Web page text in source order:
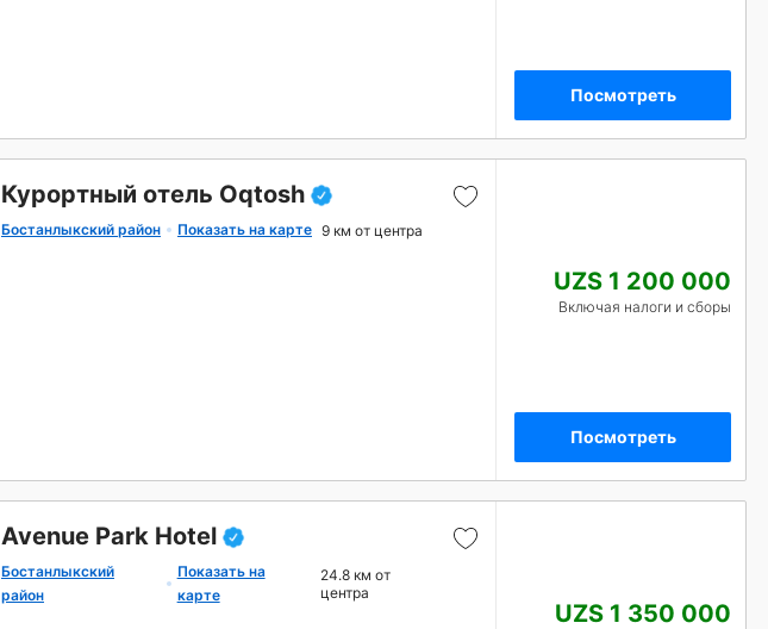
Посмотреть
Курортный отель Oqtosh
Бостанлыкский район Показать на карте 9 км от центра
UZS 1 200 000
Включая налоги и сборы
Посмотреть
Avenue Park Hotel
Бостанлыкский
район
Показать на
карте
24.8 км от
центра
UZS 1 350 000